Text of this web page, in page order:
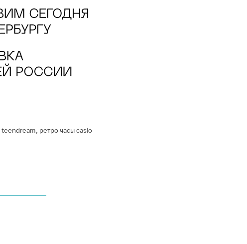
teendream, ретро часы casio